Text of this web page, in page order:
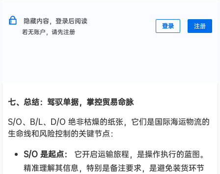
隐藏内容，登录后阅读
若无账户，请先注册
登录 注册
七、总结：驾驭单据，掌控贸易命脉
S/O、B/L、D/O 绝非枯燥的纸张，它们是国际海运物流的
生命线和风险控制的关键节点：
S/O 是起点：
它开启运输旅程，是操作执行的蓝图。
精准理解其信息，特别是备注要求，是避免装货环节